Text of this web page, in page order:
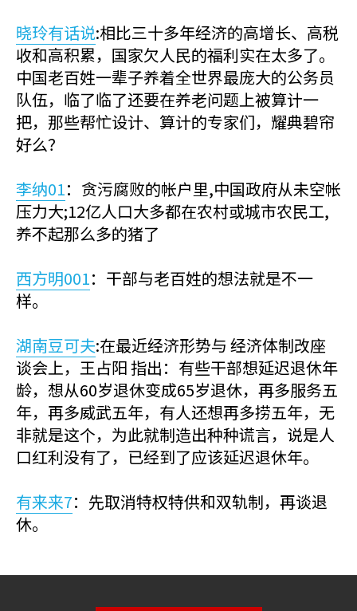
晓玲有话说:相比三十多年经济的高增长、高税
收和高积累，国家欠人民的福利实在太多了。
中国老百姓一辈子养着全世界最庞大的公务员
队伍，临了临了还要在养老问题上被算计一
把，那些帮忙设计、算计的专家们，耀典碧帘
好么？
李纳01：贪污腐败的帐户里,中国政府从未空帐
压力大;12亿人口大多都在农村或城市农民工,
养不起那么多的猪了
西方明001：干部与老百姓的想法就是不一
样。
湖南豆可夫:在最近经济形势与 经济体制改座
谈会上，王占阳 指出：有些干部想延迟退休年
龄，想从60岁退休变成65岁退休，再多服务五
年，再多威武五年，有人还想再多捞五年，无
非就是这个，为此就制造出种种谎言，说是人
口红利没有了，已经到了应该延迟退休年。
有来来7：先取消特权特供和双轨制，再谈退
休。